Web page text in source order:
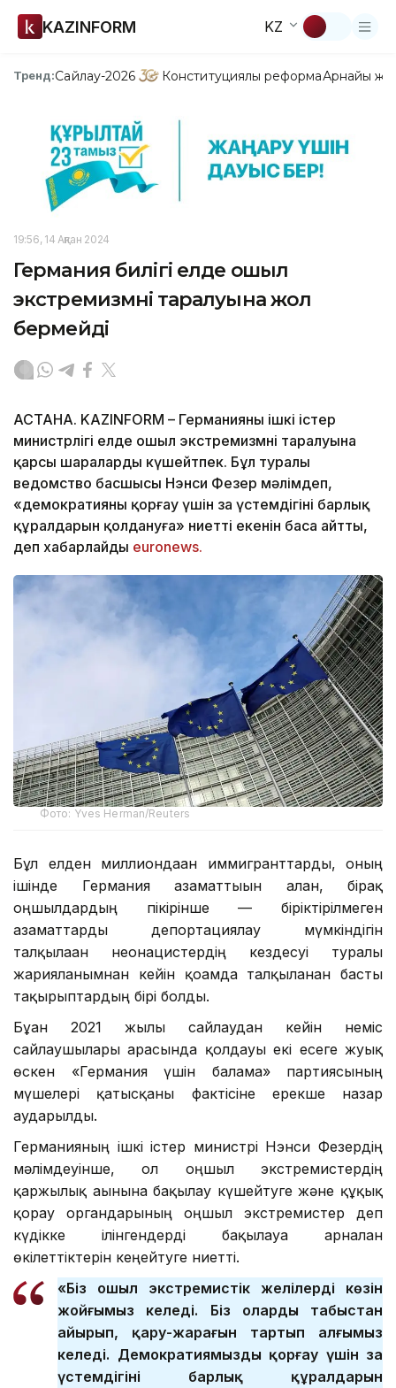
KAZINFORM KZ
Тренд:Сайлау-2026 Конституциялық реформаАрнайы
19:56, 14 Ақпан 2024
Германия билігі елде оңшыл
экстремизмнің таралуына жол
бермейді
АСТАНА. KAZINFORM – Германияның ішкі істер
министрлігі елде оңшыл экстремизмнің таралуына
қарсы шараларды күшейтпек. Бұл туралы
ведомство басшысы Нэнси Фезер мәлімдеп,
«демократияны қорғау үшін заң үстемдігінің барлық
құралдарын қолдануға» ниетті екенін баса айтты,
деп хабарлайды euronews.
Фото: Yves Herman/Reuters
Бұл елден миллиондаған иммигранттарды, оның
ішінде Германия азаматтығын алған, бірақ
оңшылдардың пікірінше — біріктірілмеген
азаматтарды депортациялау мүмкіндігін
талқылаған неонацистердің кездесуі туралы
жарияланымнан кейін қоғамда талқыланған басты
тақырыптардың бірі болды.
Бұған 2021 жылғы сайлаудан кейін неміс
сайлаушылары арасында қолдауы екі есеге жуық
өскен «Германия үшін балама» партиясының
мүшелері қатысқаны фактісіне ерекше назар
аударылды.
Германияның ішкі істер министрі Нэнси Фезердің
мәлімдеуінше, ол оңшыл экстремистердің
қаржылық ағынына бақылау күшейтуге және құқық
қорғау органдарының оңшыл экстремистер деп
күдікке ілінгендерді бақылауға арналған
өкілеттіктерін кеңейтуге ниетті.
«Біз оңшыл экстремистік желілердің көзін
жойғымыз келеді. Біз оларды табыстан
айырып, қару-жарағын тартып алғымыз
келеді. Демократиямызды қорғау үшін заң
үстемдігінің барлық құралдарын